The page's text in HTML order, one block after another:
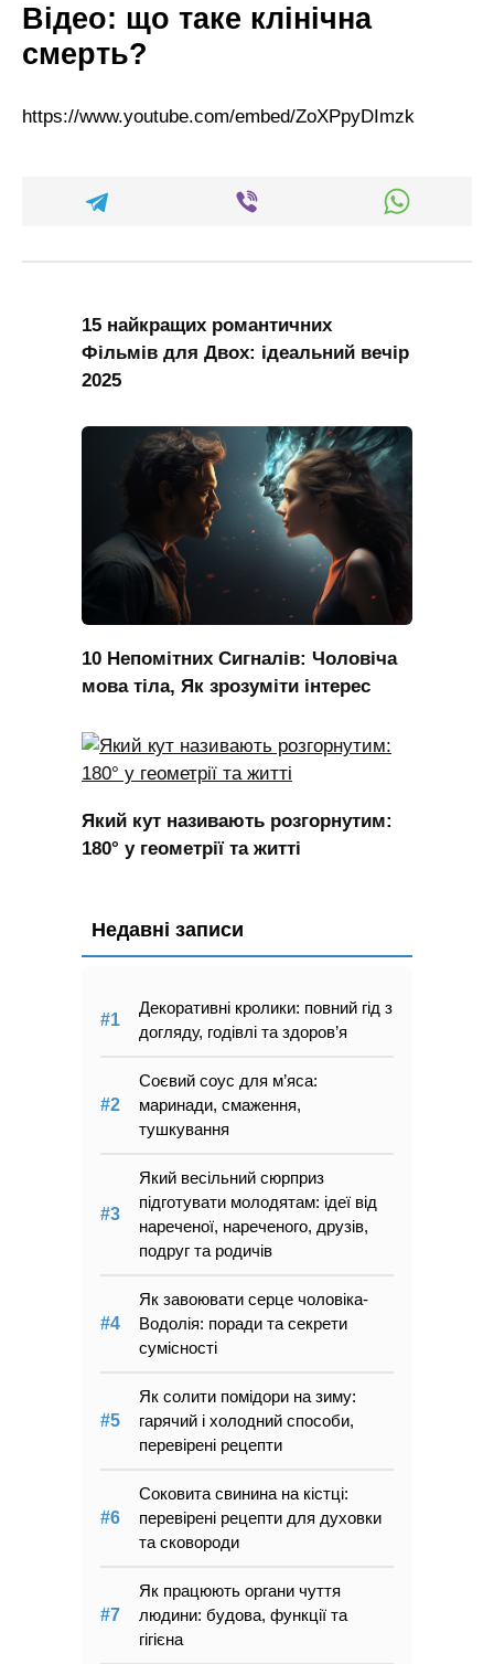
Відео: що таке клінічна
смерть?
https://www.youtube.com/embed/ZoXPpyDImzk
15 найкращих романтичних
Фільмів для Двох: ідеальний вечір
2025
10 Непомітних Сигналів: Чоловіча
мова тіла, Як зрозуміти інтерес
Який кут називають розгорнутим:
180° у геометрії та житті
Недавні записи
Декоративні кролики: повний гід з
догляду, годівлі та здоров’я
Соєвий соус для м’яса:
маринади, смаження,
тушкування
Який весільний сюрприз
підготувати молодятам: ідеї від
нареченої, нареченого, друзів,
подруг та родичів
Як завоювати серце чоловіка-
Водолія: поради та секрети
сумісності
Як солити помідори на зиму:
гарячий і холодний способи,
перевірені рецепти
Соковита свинина на кістці:
перевірені рецепти для духовки
та сковороди
Як працюють органи чуття
людини: будова, функції та
гігієна